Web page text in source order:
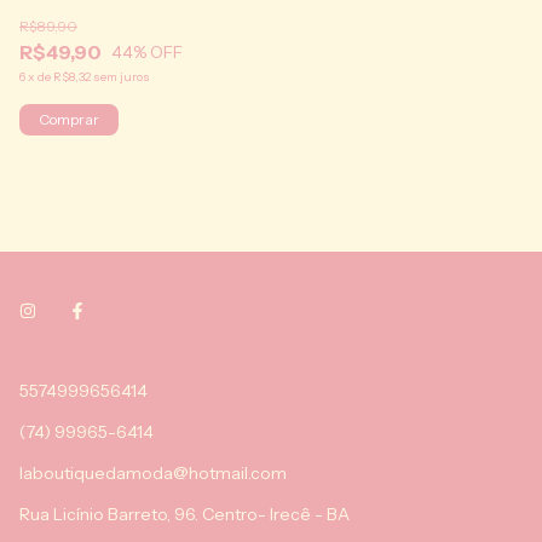
R$49,90
R$89,90
44% OFF
6 x de R$8,32 sem juros
Comprar
5574999656414
(74) 99965-6414
laboutiquedamoda@hotmail.com
Rua Licínio Barreto, 96. Centro- Irecê - BA